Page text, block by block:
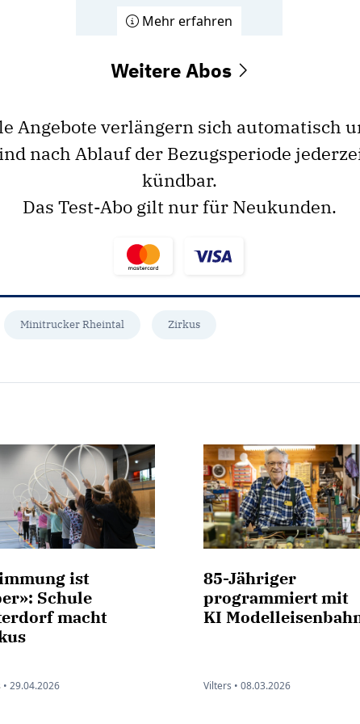
Mehr erfahren
Weitere Abos
Angebote verlängern sich automatisch
nach Ablauf der Bezugsperiode
kündbar.
Das Test-Abo gilt nur für Neukunden.
Minitrucker Rheintal Zirkus
ist
Schule
macht
• 29.04.2026
85-Jähriger
programmiert mit
KI
Vilters • 08.03.2026